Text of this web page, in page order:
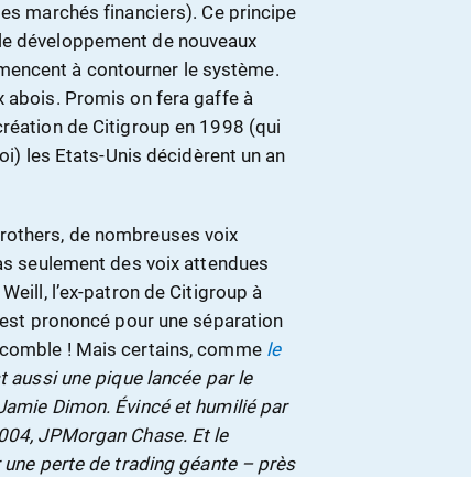
marchés financiers). Ce principe
développement de nouveaux
à contourner le système.
abois. Promis on fera gaffe à
de Citigroup en 1998 (qui
les Etats-Unis décidèrent un an
de nombreuses voix
seulement des voix attendues
l’ex-patron de Citigroup à
prononcé pour une séparation
! Mais certains, comme le
aussi une pique lancée par le
Dimon. Évincé et humilié par
JPMorgan Chase. Et le
perte de trading géante – près